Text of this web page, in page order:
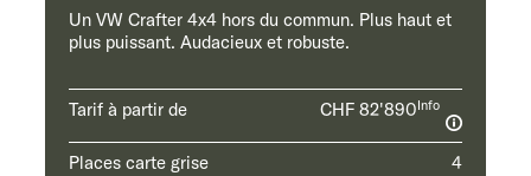
Un VW Crafter 4x4 hors du commun. Plus haut et
plus puissant. Audacieux et robuste.
Tarif à partir de CHF 82'890Info
Places carte grise
4